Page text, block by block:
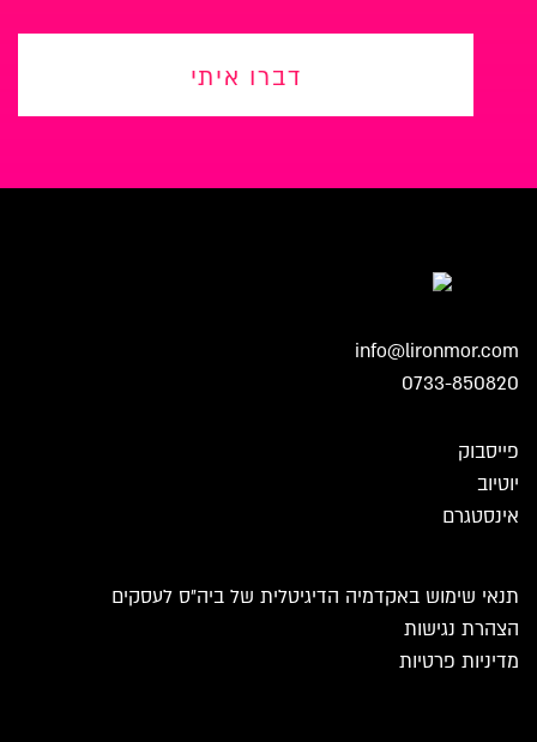
דברו איתי
info@lironmor.com
0733-850820
פייסבוק
יוטיוב
אינסטגרם
תנאי שימוש באקדמיה הדיגיטלית של ביה״ס לעסקים
הצהרת נגישות
מדיניות פרטיות